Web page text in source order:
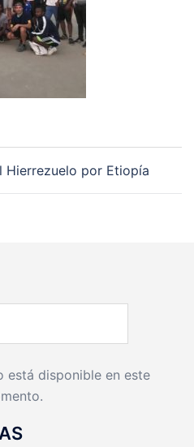
Hierrezuelo por Etiopía
está disponible en este